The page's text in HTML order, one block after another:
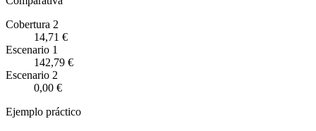
Cobertura 2
14,71 €
Escenario 1
142,79 €
Escenario 2
0,00 €
Ejemplo práctico